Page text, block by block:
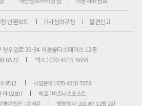
·반론보도 기사심의규정 불편신고
성수일로 39-34 서울숲더스페이스 12층
6522
팩스 : 070-4015-8658
8512
사업본부 : 070-4010-7078
아 02897
제호 : 비즈니스포스트
행·편집인 : 강석운 발행일자: 2013년 12월 2일